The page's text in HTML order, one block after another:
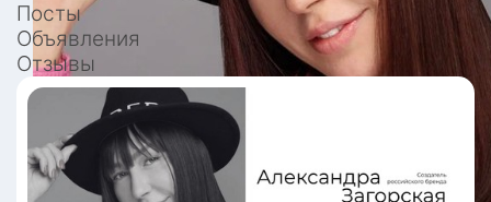
Посты
Объявления
Отзывы